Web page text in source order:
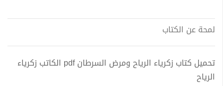
لمحة عن الكتاب
تحميل كتاب زكرياء الرياح ومرض السرطان pdf الكاتب زكرياء
الرياح